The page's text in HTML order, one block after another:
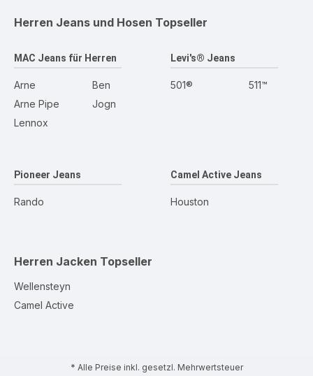
Herren Jeans und Hosen Topseller
MAC Jeans für Herren
Arne
Arne Pipe
Lennox
Ben
Jogn
Levi's® Jeans
501® 511™
Pioneer Jeans
Rando
Camel Active Jeans
Houston
Herren Jacken Topseller
Wellensteyn
Camel Active
* Alle Preise inkl. gesetzl. Mehrwertsteuer